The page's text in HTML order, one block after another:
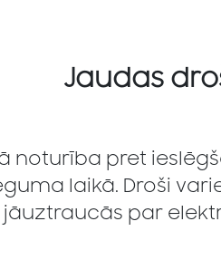
Jaudas
noturība pret
laikā. Droši
jāuztraucās par